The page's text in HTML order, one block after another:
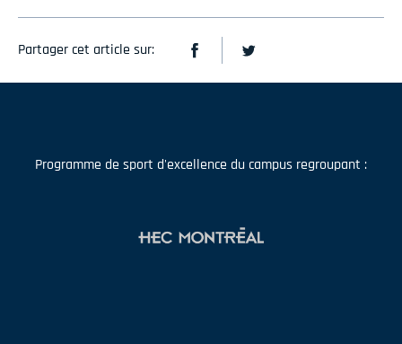
Partager cet article sur:
Programme de sport d'excellence du campus regroupant :